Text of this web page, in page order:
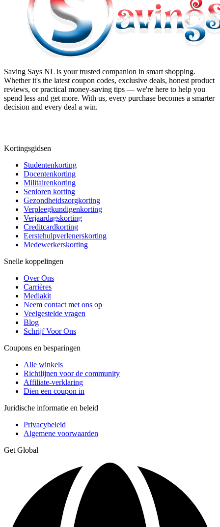
Saving Says NL is your trusted companion in smart shopping.
Whether it's the latest coupon codes, exclusive deals, honest product
reviews, or practical money-saving tips — we're here to help you
spend less and get more. With us, every purchase becomes a smarter
decision and every deal a win.
Kortingsgidsen
Studentenkorting
Docentenkorting
Militairenkorting
Senioren korting
Gezondheidszorgkorting
Verpleegkundigenkorting
Verjaardagskorting
Creditcardkorting
Eerstehulpverlenerskorting
Medewerkerskorting
Snelle koppelingen
Over Ons
Carrières
Mediakit
Neem contact met ons op
Veelgestelde vragen
Blog
Schrijf Voor Ons
Coupons en besparingen
Alle winkels
Richtlijnen voor de community
Affiliate-verklaring
Dien een coupon in
Juridische informatie en beleid
Privacybeleid
Algemene voorwaarden
Get Global